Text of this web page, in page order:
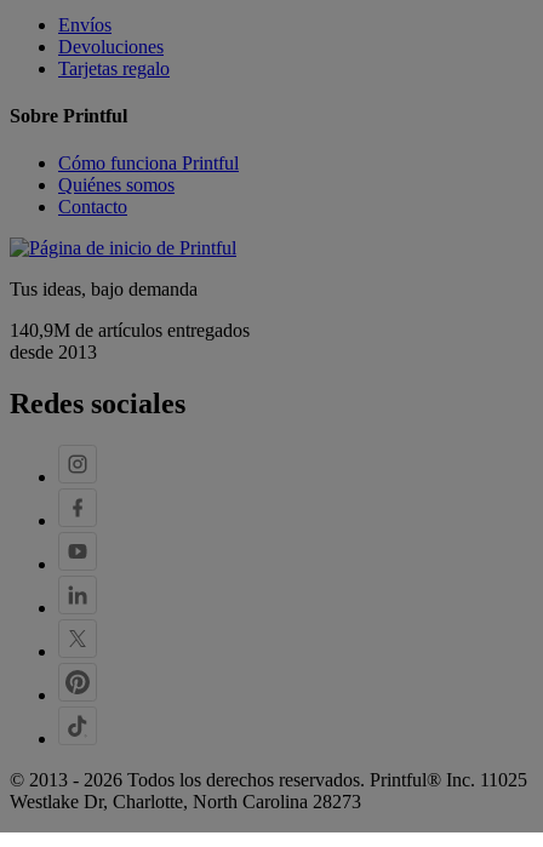
Envíos
Devoluciones
Tarjetas regalo
Sobre Printful
Cómo funciona Printful
Quiénes somos
Contacto
Tus ideas, bajo demanda
140,9M de artículos entregados
desde 2013
Redes sociales
© 2013 - 2026 Todos los derechos reservados. Printful® Inc. 11025
Westlake Dr, Charlotte, North Carolina 28273